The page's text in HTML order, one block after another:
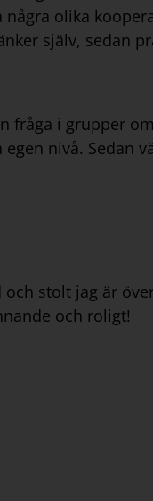
olika
själv, sedan
fråga i grupper
nivå. Sedan
stolt jag är
och roligt!